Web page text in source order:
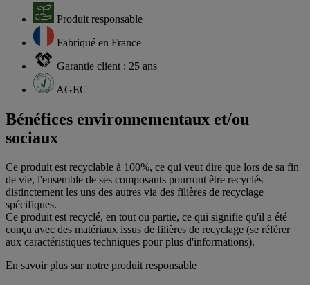
Produit responsable
Fabriqué en France
Garantie client : 25 ans
AGEC
Bénéfices environnementaux et/ou
sociaux
Ce produit est recyclable à 100%, ce qui veut dire que lors de sa fin
de vie, l'ensemble de ses composants pourront être recyclés
distinctement les uns des autres via des filières de recyclage
spécifiques.
Ce produit est recyclé, en tout ou partie, ce qui signifie qu'il a été
conçu avec des matériaux issus de filières de recyclage (se référer
aux caractéristiques techniques pour plus d'informations).
En savoir plus sur notre produit responsable